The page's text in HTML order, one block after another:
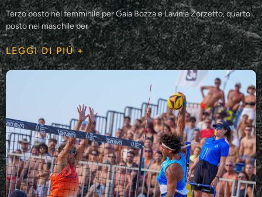
Terzo posto nel femminile per Gaia Bozza e Lavinia Zorzetto, quarto
posto nel maschile per
LEGGI DI PIÙ +